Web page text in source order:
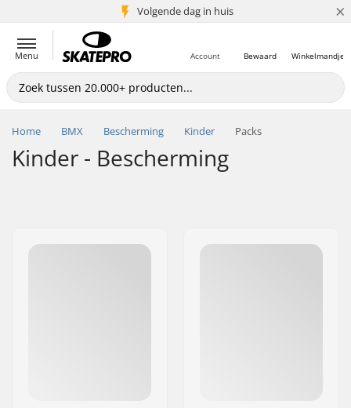
Volgende dag in huis
5+ mln. klanten ×
Menu Winkelmandje
Bewaard
Account
Home BMX Bescherming Kinder Packs
Kinder - Bescherming